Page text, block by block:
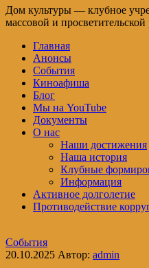
Дом культуры — клубное
массовой и
Главная
Анонсы
События
Киноафиша
Блог
Мы на YouTube
Документы
О нас
Наши достижения
Наша история
Клубные
Информация
Активное долголетие
Противодействие
События
20.10.2025 Автор: admin